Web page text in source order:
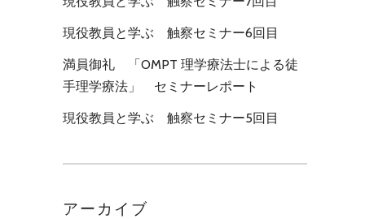
現役教員と学ぶ 触察セミナー6回目
満員御礼 「OMPT 理学療法士による徒
手理学療法」 セミナーレポート
現役教員と学ぶ 触察セミナー5回目
アーカイブ